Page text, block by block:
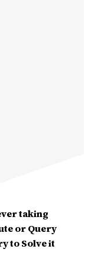
taking
or Query
to Solve it